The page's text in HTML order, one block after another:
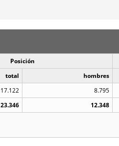
Posición
total hombres
17.122 8.795
23.346 12.348